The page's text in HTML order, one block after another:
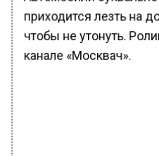
приходится лезть на
чтобы не утонуть.
канале «Москвач».